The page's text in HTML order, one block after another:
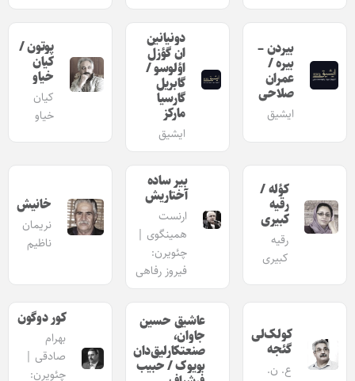
بیردن –
بیره /
عمران
صلاحی
ایشیق
دونیانین
ان گؤزل
اؤلوسو /
گابریل
گارسیا
مارکز
ایشیق
پوتون /
کیان
خیاو
کیان
خیاو
کؤله /
رقیه
کبیری
رقیه
کبیری
بیر ساده
آختاریش
ارنست
همینگوی |
چئویرن:
فیروز رفاهی
خانیش
نریمان
ناظیم
کولک‌لی
گئجه
ع. ن.
عاشیق حسین
جاوان،
صنعتکارلیق‌دان
بویوک / حبیب
کور دوگون
بهرام
صادقی |
چئویرن: